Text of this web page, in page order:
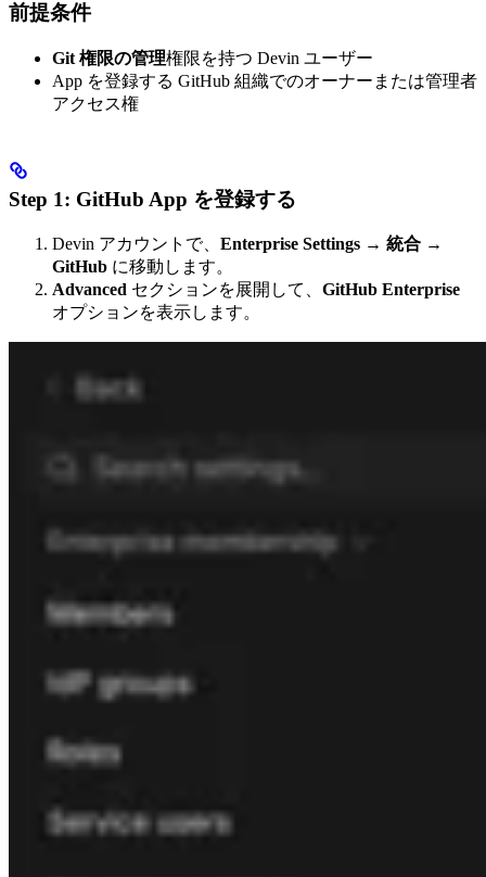
前提条件
Git 権限の管理権限を持つ Devin ユーザー
App を登録する GitHub 組織でのオーナーまたは管理者
アクセス権
Step 1: GitHub App を登録する
Devin アカウントで、 Enterprise Settings → 統合 →
GitHub に移動します。
Advanced セクションを展開して、 GitHub Enterprise
オプションを表示します。